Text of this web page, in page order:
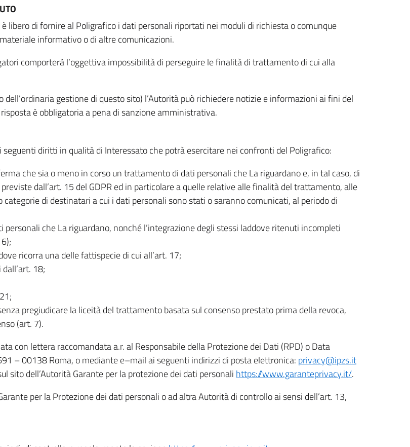
libero di fornire al Poligrafico i dati personali riportati nei moduli di richiesta o comunque
informativo o di altre comunicazioni.
comporterà l’oggettiva impossibilità di perseguire le finalità di trattamento di cui alla
gestione di questo sito) l’Autorità può richiedere notizie e informazioni ai fini del
è obbligatoria a pena di sanzione amministrativa.
diritti in qualità di Interessato che potrà esercitare nei confronti del Poligrafico:
che sia o meno in corso un trattamento di dati personali che La riguardano e, in tal caso, di
dall’art. 15 del GDPR ed in particolare a quelle relative alle finalità del trattamento, alle
di destinatari a cui i dati personali sono stati o saranno comunicati, al periodo di
che La riguardano, nonché l’integrazione degli stessi laddove ritenuti incompleti
ricorra una delle fattispecie di cui all’art. 17;
18;
pregiudicare la liceità del trattamento basata sul consenso prestato prima della revoca,
(art. 7).
con lettera raccomandata a.r. al Responsabile della Protezione dei Dati (RPD) o Data
– 00138 Roma, o mediante e–mail ai seguenti indirizzi di posta elettronica: privacy@ipzs.it
sito dell’Autorità Garante per la protezione dei dati personali https://www.garanteprivacy.it/.
per la Protezione dei dati personali o ad altra Autorità di controllo ai sensi dell’art. 13,